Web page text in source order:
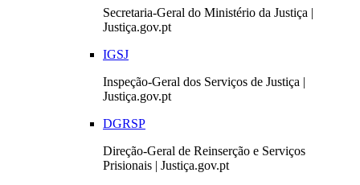
Secretaria-Geral do Ministério da Justiça |
Justiça.gov.pt
IGSJ
Inspeção-Geral dos Serviços de Justiça |
Justiça.gov.pt
DGRSP
Direção-Geral de Reinserção e Serviços
Prisionais | Justiça.gov.pt